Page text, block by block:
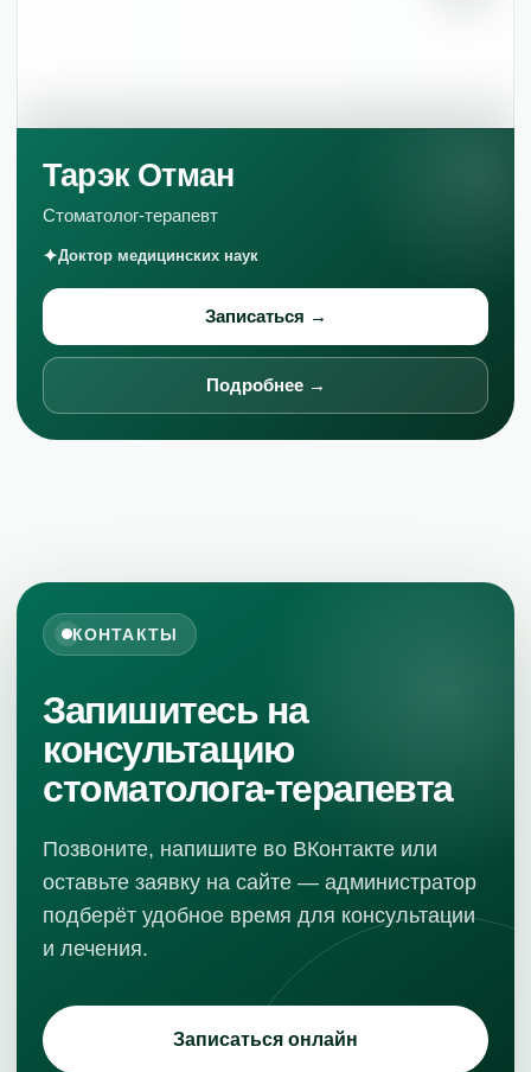
Тарэк Отман
Стоматолог-терапевт
Доктор медицинских наук
Записаться →
Подробнее →
КОНТАКТЫ
Запишитесь на
консультацию
стоматолога-терапевта
Позвоните, напишите во ВКонтакте или
оставьте заявку на сайте — администратор
подберёт удобное время для консультации
и лечения.
Записаться онлайн